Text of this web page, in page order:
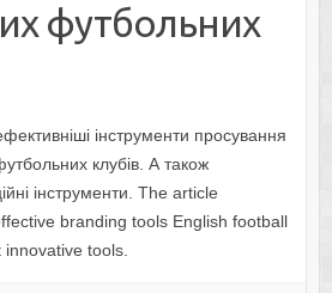
футбольних
інструменти просування
клубів. А також
інструменти. The article
branding tools English football
innovative tools.